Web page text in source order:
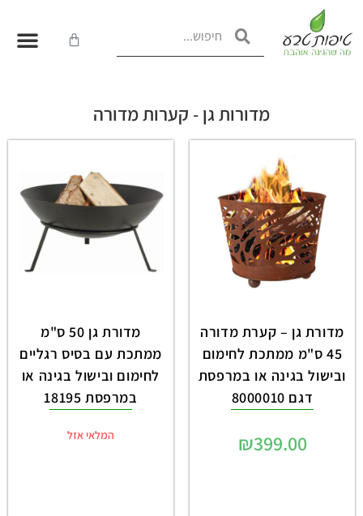
מדורות גן - קערות מדורה
מדורת גן – קערת מדורה
45 ס"מ ממתכת לחימום
ובישול בגינה או במרפסת
דגם 8000010
₪399.00
מדורת גן 50 ס"מ
ממתכת עם בסיס רגליים
לחימום ובישול בגינה או
במרפסת 18195
המלאי אזל